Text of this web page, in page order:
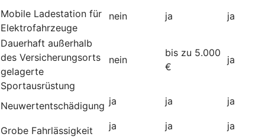
Mobile Ladestation für
Elektrofahrzeuge
nein ja ja
Dauerhaft außerhalb
des Versicherungsorts
gelagerte
Sportausrüstung
nein
bis zu 5.000
€
ja
Neuwertentschädigung ja ja ja
Grobe Fahrlässigkeit ja ja ja